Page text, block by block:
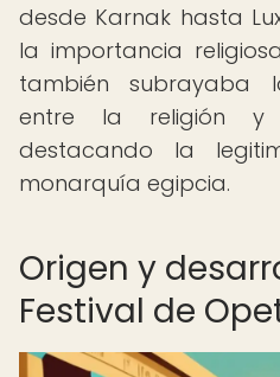
desde Karnak hasta
la importancia
también subrayaba
entre la religión y
destacando la
monarquía egipcia.
Origen y
Festival de